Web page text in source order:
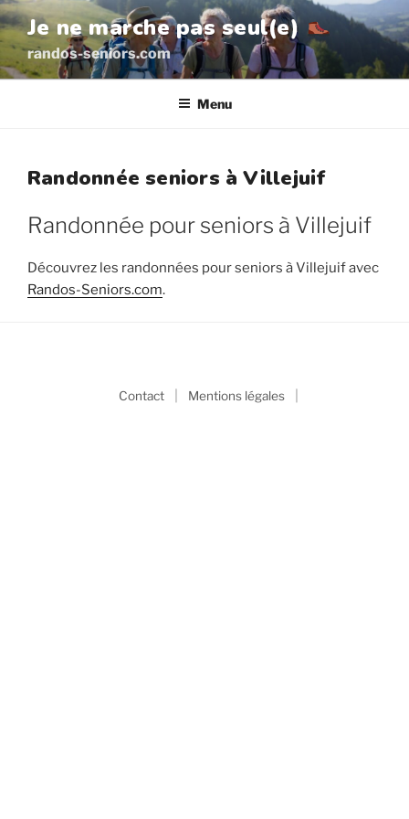
Aller
au
contenu
principal
Je ne marche pas seul(e)
randos-seniors.com
Menu
Randonnée seniors à Villejuif
Randonnée pour seniors à Villejuif
Découvrez les randonnées pour seniors à Villejuif avec
Randos-Seniors.com.
Contact Mentions légales